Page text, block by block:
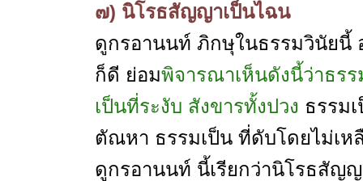
๗) นิโรธสัญญาเป็นไฉน
ดูกรอานนท์ ภิกษุในธรรมวินัยนี้
ก็ดี ย่อมพิจารณาเห็นดังนี้ว่าธร
เป็นที่ระงับ สังขารทั้งปวง ธรรม
ตัณหา ธรรมเป็น ที่ดับโดยไม่เห
ดูกรอานนท์ นี้เรียกว่านิโรธสัญ